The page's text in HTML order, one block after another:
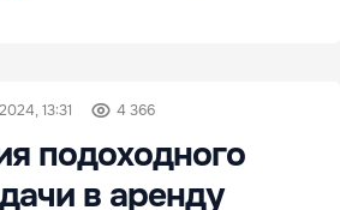
13:31 4 366
подоходного
в аренду